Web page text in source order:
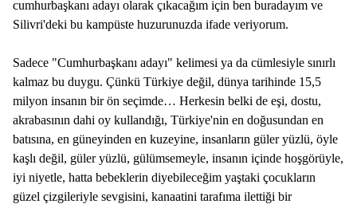
cumhurbaşkanı adayı olarak çıkacağım için ben buradayım ve
Silivri'deki bu kampüste huzurunuzda ifade veriyorum.
Sadece "Cumhurbaşkanı adayı" kelimesi ya da cümlesiyle sınırlı
kalmaz bu duygu. Çünkü Türkiye değil, dünya tarihinde 15,5
milyon insanın bir ön seçimde… Herkesin belki de eşi, dostu,
akrabasının dahi oy kullandığı, Türkiye'nin en doğusundan en
batısına, en güneyinden en kuzeyine, insanların güler yüzlü, öyle
kaşlı değil, güler yüzlü, gülümsemeyle, insanın içinde hoşgörüyle,
iyi niyetle, hatta bebeklerin diyebileceğim yaştaki çocukların
güzel çizgileriyle sevgisini, kanaatini tarafıma ilettiği bir